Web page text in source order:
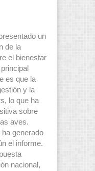
un
de la
el bienestar
es que la
y la
lo que ha
sobre
aves.
generado
el informe.
nacional,